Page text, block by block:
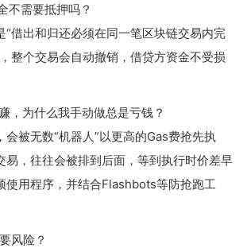
不需要抵押吗？
“借出和归还必须在同一笔区块链交易内完
整个交易会自动撤销，借贷方资金不受损
，为什么我手动做总是亏钱？
被无数“机器人”以更高的Gas费抢先执
易，往往会被排到后面，等到执行时价差早
使用程序，并结合Flashbots等防抢跑工
风险？